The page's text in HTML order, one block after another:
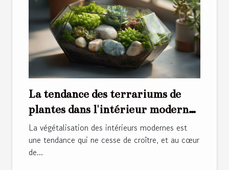
La tendance des terrariums de
plantes dans l'intérieur moderne
conseils et inspiration
La végétalisation des intérieurs modernes est
une tendance qui ne cesse de croître, et au cœur
de...